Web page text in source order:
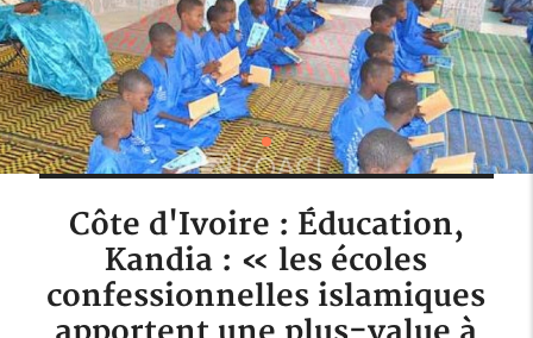
Côte d'Ivoire : Éducation,
Kandia : « les écoles
confessionnelles islamiques